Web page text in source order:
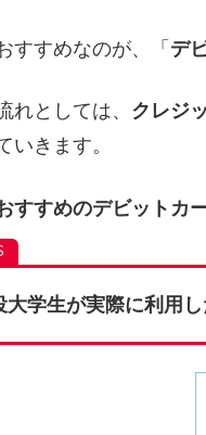
すすめなのが、「 デ
れとしては、 クレジ
いきます。
すすめのデビットカ
大学生が実際に利用